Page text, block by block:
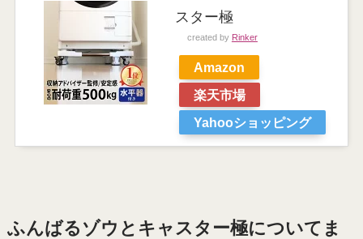
スター極
created by Rinker
Amazon
楽天市場
Yahooショッピング
ふんばるゾウとキャスター極についてま